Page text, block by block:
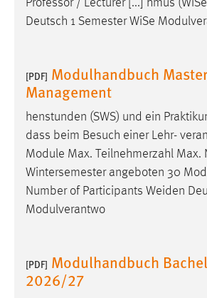
Professor / Lecturer [...] hmus
Deutsch 1 Semester WiSe
[PDF] Modulhandbuch
Management
henstunden (SWS) und ein
dass beim Besuch einer Lehr-
Module Max. Teilnehmerzahl Max.
Wintersemester angeboten 30
Number of Participants Weiden
Modulverantwo
[PDF] Modulhandbuch
2026/27
Cookie Laufzeit:
MibewSessionID,
Login
Name: fe_user, be_user,
Zweck:
Dieser Cookie ist
der Website
Cookie Laufzeit:
STATISTIK
Statistik Cookies erfassen